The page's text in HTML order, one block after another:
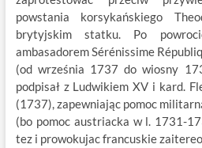
powstania korsykańskiego
brytyjskim statku. Po
ambasadorem Sérénissime
(od września 1737 do wiosny
podpisał z Ludwikiem XV i kard.
(1737), zapewniając pomoc
(bo pomoc austriacka w l. 1731-
tez i prowokujac francuskie